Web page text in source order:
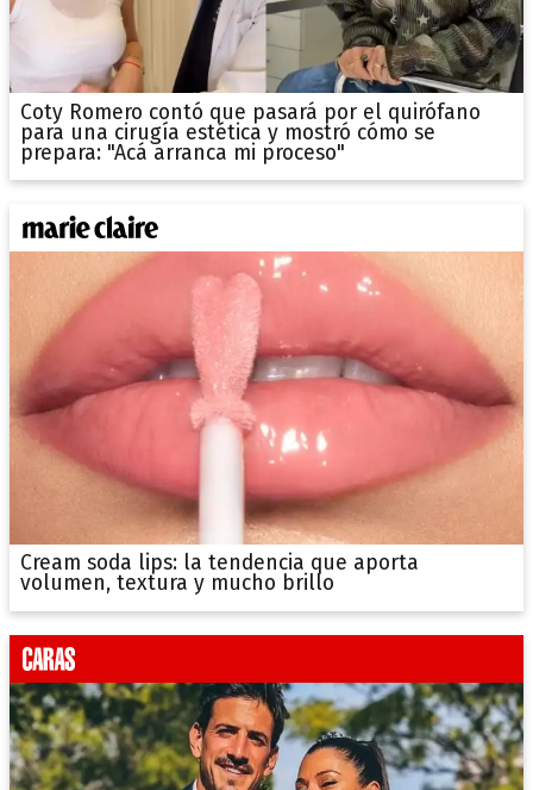
Coty Romero contó que pasará por el quirófano
para una cirugía estética y mostró cómo se
prepara: "Acá arranca mi proceso"
Cream soda lips: la tendencia que aporta
volumen, textura y mucho brillo